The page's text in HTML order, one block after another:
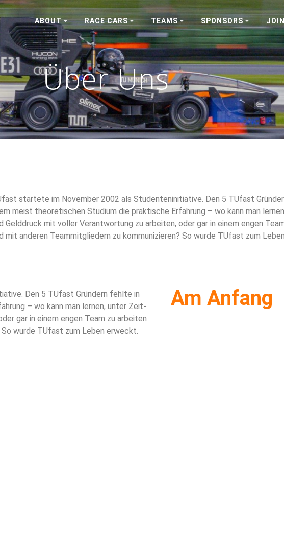
ABOUT RACE CARS TEAMS SPONSORS
Über Uns
startete im November 2002 als Studenteninitiative. Den 5 TUfast
meist theoretischen Studium die praktische Erfahrung – wo kann man
Gelddruck mit voller Verantwortung zu arbeiten, oder gar in einem engen
mit anderen Teammitgliedern zu kommunizieren? So wurde TUfast zum
Den 5 TUfast Gründern fehlte in
– wo kann man lernen, unter Zeit-
gar in einem engen Team zu arbeiten
wurde TUfast zum Leben erweckt.
Am Anfang